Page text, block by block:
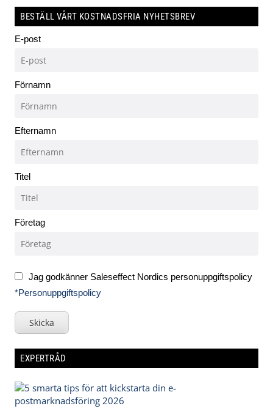
BESTÄLL VÅRT KOSTNADSFRIA NYHETSBREV
E-post
Förnamn
Efternamn
Titel
Företag
Jag godkänner Saleseffect Nordics personuppgiftspolicy
*Personuppgiftspolicy
Skicka
EXPERTRÅD